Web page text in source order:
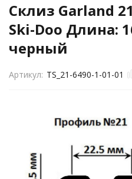
Склиз Garland
Ski-Doo Длина:
черный
Артикул: TS_21-6490-1-01-01